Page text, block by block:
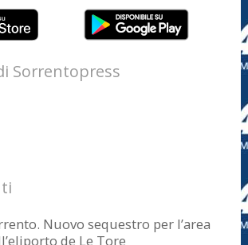
Sorrentopress
Nuovo sequestro per l’area
de Le Tore